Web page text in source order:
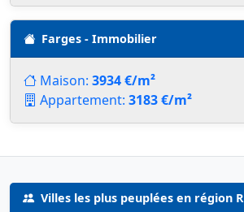
Farges - Immobilier
Maison: 3934 €/m²
Appartement: 3183 €/m²
Villes les plus peuplées en région